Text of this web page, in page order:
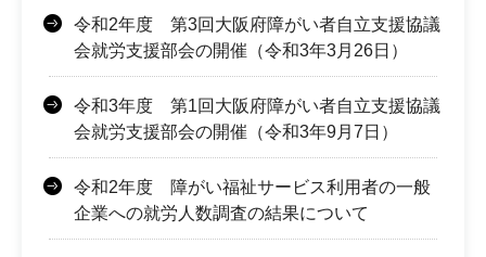
令和2年度 第3回大阪府障がい者自立支援協議
会就労支援部会の開催（令和3年3月26日）
令和3年度 第1回大阪府障がい者自立支援協議
会就労支援部会の開催（令和3年9月7日）
令和2年度 障がい福祉サービス利用者の一般
企業への就労人数調査の結果について